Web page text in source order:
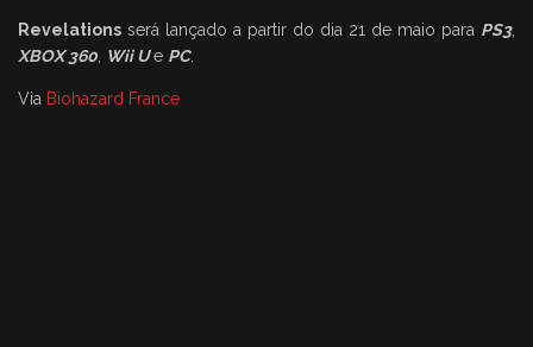
Revelations será lançado a partir do dia 21 de maio para PS3,
XBOX 360, Wii Ue PC.
Via Biohazard France